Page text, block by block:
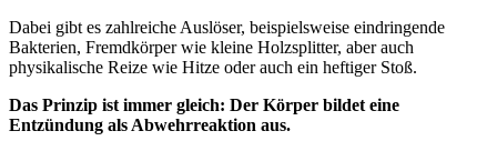
Dabei gibt es zahlreiche Auslöser, beispielsweise eindringende
Bakterien, Fremdkörper wie kleine Holzsplitter, aber auch
physikalische Reize wie Hitze oder auch ein heftiger Stoß.
Das Prinzip ist immer gleich: Der Körper bildet eine
Entzündung als Abwehrreaktion aus.